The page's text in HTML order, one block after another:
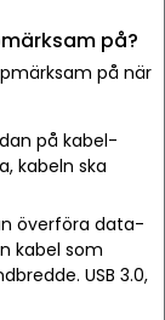
på?
på när
på kabel-
kabeln ska
överföra data-
kabel som
USB 3.0,